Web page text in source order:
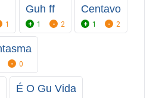
1
Guh ff
1 2
Centavo
1 2
0
É O Gu Vida